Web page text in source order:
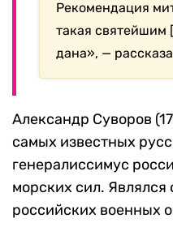
Рекомендация
такая святейшим
дана», —
Александр Суворов
самых известных
генералиссимус
морских сил. Являлся
российских военных